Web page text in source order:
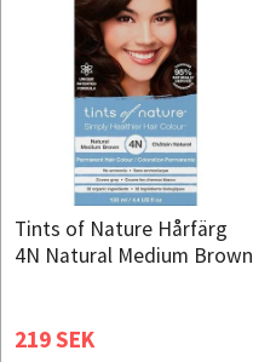
Tints of Nature Hårfärg
4N Natural Medium Brown
219 SEK